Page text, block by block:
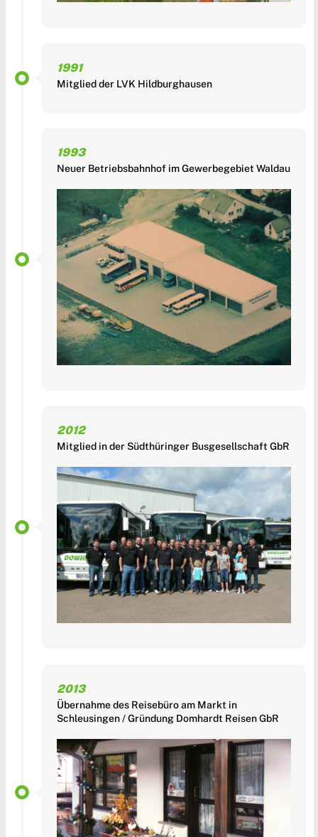
1991
Mitglied der LVK Hildburghausen
1993
Neuer Betriebsbahnhof im Gewerbegebiet Waldau
2012
Mitglied in der Südthüringer Busgesellschaft GbR
2013
Übernahme des Reisebüro am Markt in
Schleusingen / Gründung Domhardt Reisen GbR